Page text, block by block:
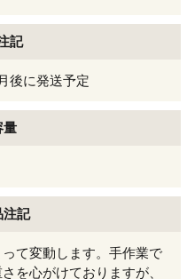
記
後に発送予定
量
注記
て変動します。手作業で
を心がけておりますが、